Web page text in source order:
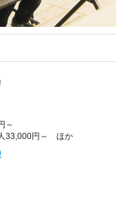
～
33,000円～ ほか